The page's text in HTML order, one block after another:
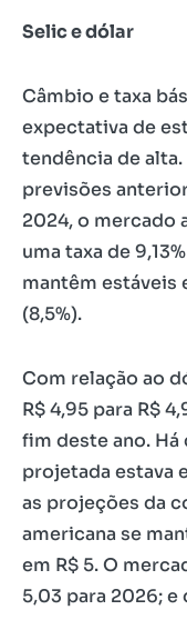
Selic e dólar
Câmbio e taxa
expectativa de
tendência de
previsões
2024, o mercado
uma taxa de
mantêm estáveis
(8,5%).
Com relação ao
R$ 4,95 para R$
fim deste ano. Há
projetada estava
as projeções da
americana se
em R$ 5. O
5,03 para 2026; e